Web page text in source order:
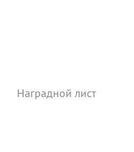
Наградной лист